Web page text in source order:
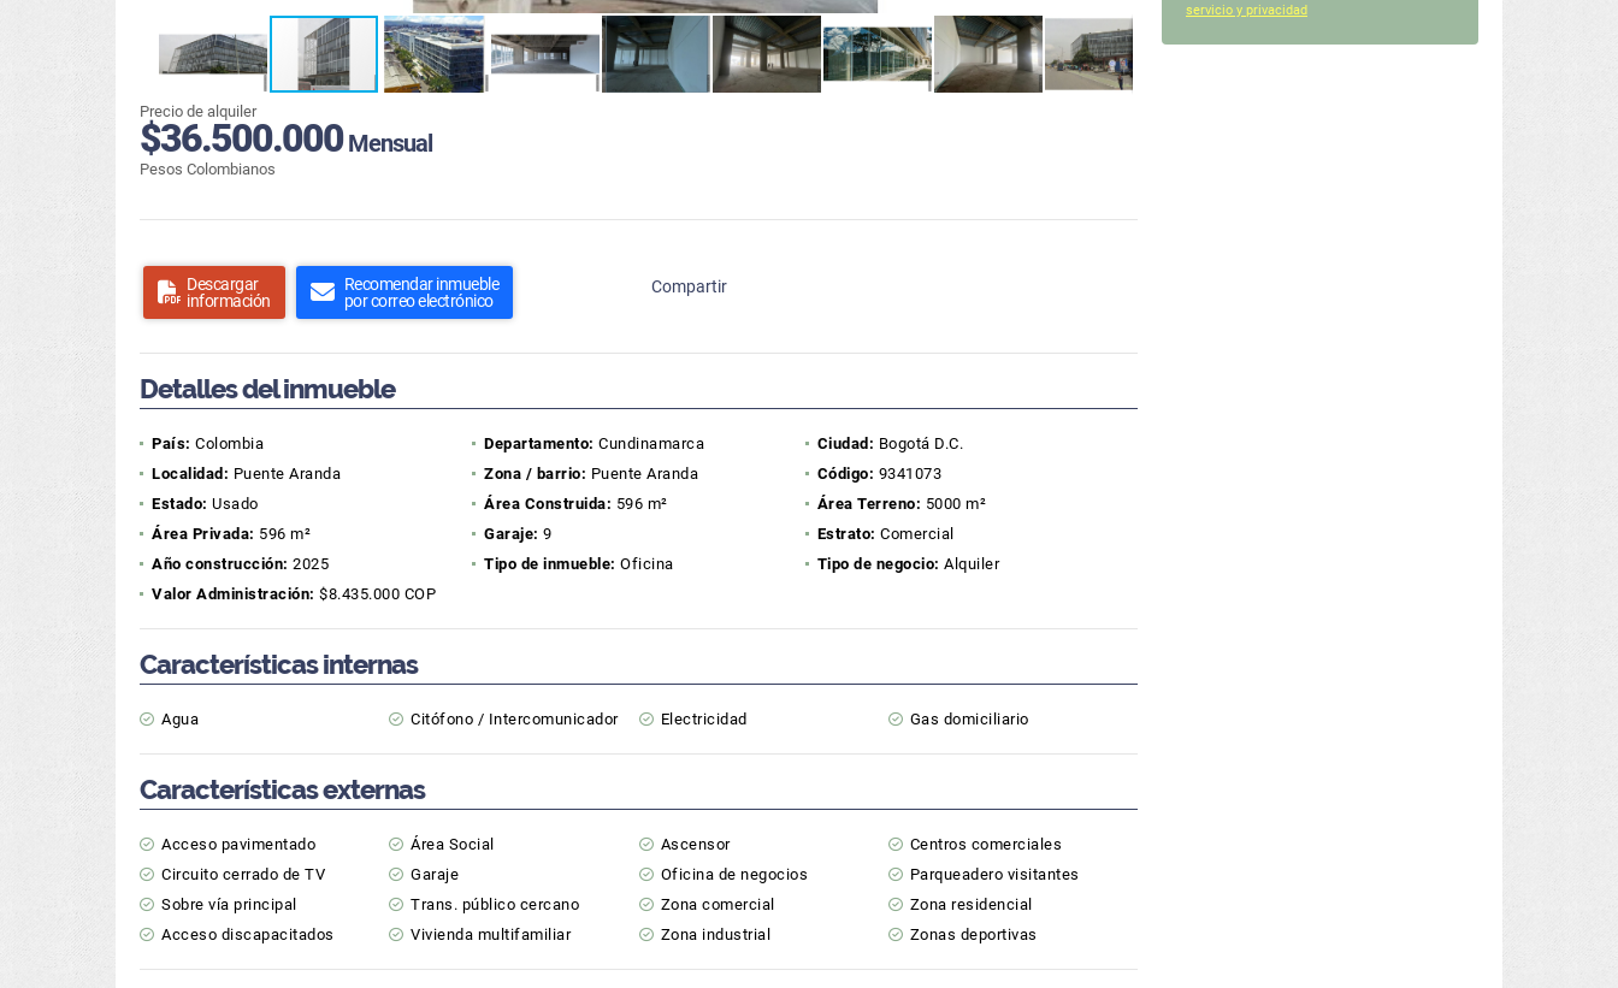
Precio de alquiler
$36.500.000Mensual
Pesos Colombianos
Descargar
información
Recomendar inmueble
por correo electrónico
Compartir
Detalles del inmueble
País: Colombia Departamento: Cundinamarca Ciudad: Bogotá D.C.
Localidad: Puente Aranda Zona / barrio: Puente Aranda Código: 9341073
Estado: Usado Área Construida: 596 m² Área Terreno: 5000 m²
Área Privada: 596 m² Garaje: 9 Estrato: Comercial
Año construcción: 2025 Tipo de inmueble: Oficina Tipo de negocio: Alquiler
Valor Administración: $8.435.000 COP
Características internas
Agua Citófono / Intercomunicador Electricidad Gas domiciliario
Características externas
Acceso pavimentado Área Social Ascensor
Centros comerciales
Circuito cerrado de TV
Garaje Oficina de negocios
Parqueadero visitantes
Sobre vía principal
Trans. público cercano Zona comercial
Zona residencial
Acceso discapacitados
Vivienda multifamiliar Zona industrial Zonas deportivas
servicio y privacidad